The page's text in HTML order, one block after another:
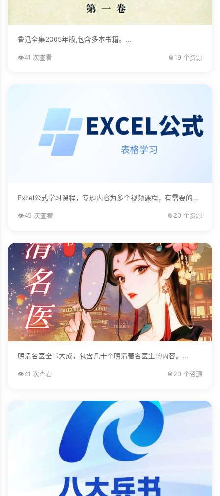
鲁迅全集2005年版,包含多本书籍。...
👁️41 次查看 📎 19 个资源
Excel公式学习课程，专题内容为多个视频课程，有需要的自己下载学习。...
👁️45 次查看 📎 20 个资源
明清名医全书大成，包含几十个明清著名医生的内容。...
👁️41 次查看 📎 20 个资源